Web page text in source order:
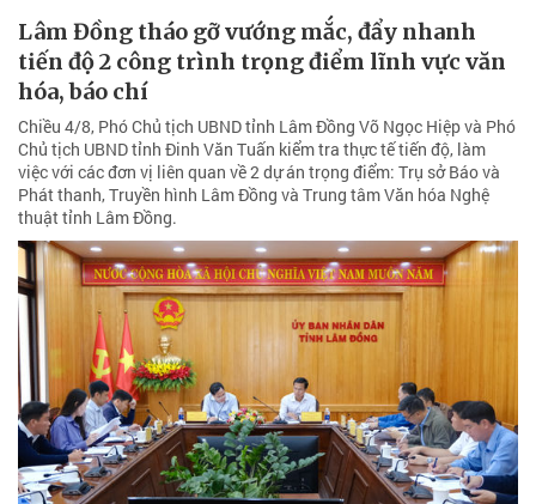
Lâm Đồng tháo gỡ vướng mắc, đẩy nhanh
tiến độ 2 công trình trọng điểm lĩnh vực văn
hóa, báo chí
Chiều 4/8, Phó Chủ tịch UBND tỉnh Lâm Đồng Võ Ngọc Hiệp và Phó
Chủ tịch UBND tỉnh Đinh Văn Tuấn kiểm tra thực tế tiến độ, làm
việc với các đơn vị liên quan về 2 dự án trọng điểm: Trụ sở Báo và
Phát thanh, Truyền hình Lâm Đồng và Trung tâm Văn hóa Nghệ
thuật tỉnh Lâm Đồng.